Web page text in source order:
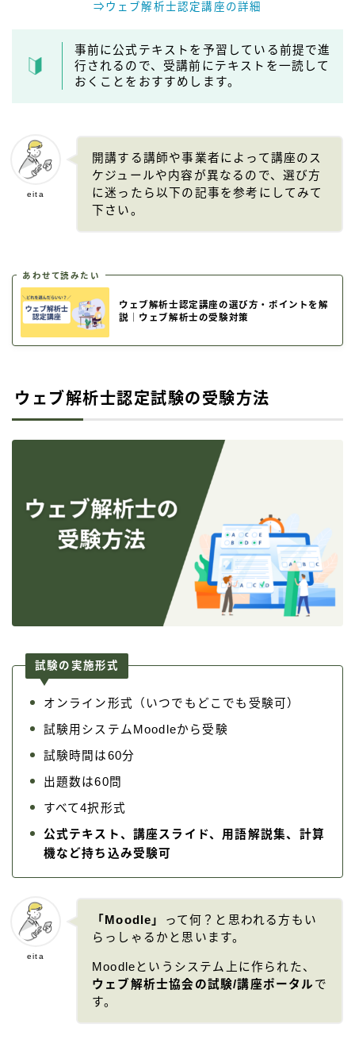
⇒ウェブ解析士認定講座の詳細
事前に公式テキストを予習している前提で進
行されるので、受講前にテキストを一読して
おくことをおすすめします。
eita
開講する講師や事業者によって講座のス
ケジュールや内容が異なるので、選び方
に迷ったら以下の記事を参考にしてみて
下さい。
あわせて読みたい
ウェブ解析士認定講座の選び方・ポイントを解
説｜ウェブ解析士の受験対策
ウェブ解析士認定試験の受験方法
試験の実施形式
オンライン形式（いつでもどこでも受験可）
試験用システムMoodleから受験
試験時間は60分
出題数は60問
すべて4択形式
公式テキスト、講座スライド、用語解説集、計算
機など持ち込み受験可
eita
「Moodle」
って何？と思われる方もい
らっしゃるかと思います。
Moodleというシステム上に作られた、
ウェブ解析士協会の試験/講座ポータル で
す。